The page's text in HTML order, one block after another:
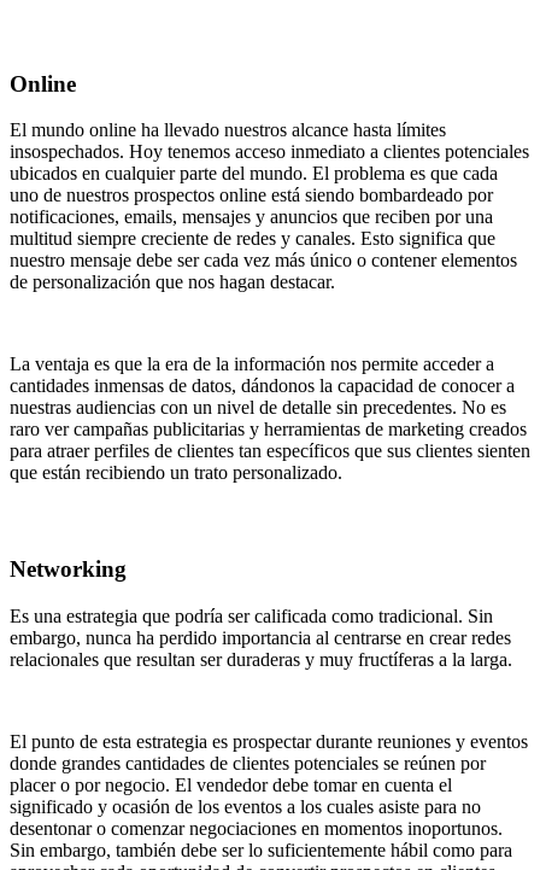
Online
El mundo online ha llevado nuestros alcance hasta límites
insospechados. Hoy tenemos acceso inmediato a clientes potenciales
ubicados en cualquier parte del mundo. El problema es que cada
uno de nuestros prospectos online está siendo bombardeado por
notificaciones, emails, mensajes y anuncios que reciben por una
multitud siempre creciente de redes y canales. Esto significa que
nuestro mensaje debe ser cada vez más único o contener elementos
de personalización que nos hagan destacar.
La ventaja es que la era de la información nos permite acceder a
cantidades inmensas de datos, dándonos la capacidad de conocer a
nuestras audiencias con un nivel de detalle sin precedentes. No es
raro ver campañas publicitarias y herramientas de marketing creados
para atraer perfiles de clientes tan específicos que sus clientes sienten
que están recibiendo un trato personalizado.
Networking
Es una estrategia que podría ser calificada como tradicional. Sin
embargo, nunca ha perdido importancia al centrarse en crear redes
relacionales que resultan ser duraderas y muy fructíferas a la larga.
El punto de esta estrategia es prospectar durante reuniones y eventos
donde grandes cantidades de clientes potenciales se reúnen por
placer o por negocio. El vendedor debe tomar en cuenta el
significado y ocasión de los eventos a los cuales asiste para no
desentonar o comenzar negociaciones en momentos inoportunos.
Sin embargo, también debe ser lo suficientemente hábil como para